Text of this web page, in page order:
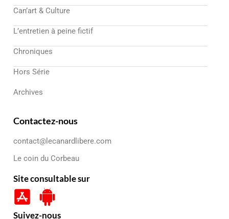
Can’art & Culture
L’entretien à peine fictif
Chroniques
Hors Série
Archives
Contactez-nous
contact@lecanardlibere.com
Le coin du Corbeau
Site consultable sur
Suivez-nous